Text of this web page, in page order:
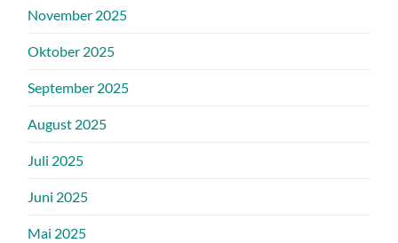
November 2025
Oktober 2025
September 2025
August 2025
Juli 2025
Juni 2025
Mai 2025